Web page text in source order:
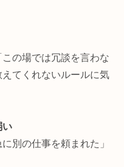
この場では冗談を言わな
てくれないルールに気
い
別の仕事を頼まれた」